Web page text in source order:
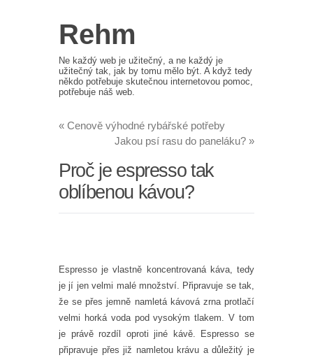
Rehm
Ne každý web je užitečný, a ne každý je
užitečný tak, jak by tomu mělo být. A když tedy
někdo potřebuje skutečnou internetovou pomoc,
potřebuje náš web.
« Cenově výhodné rybářské potřeby
Jakou psí rasu do paneláku? »
Proč je espresso tak
oblíbenou kávou?
Espresso je vlastně koncentrovaná káva, tedy
je jí jen velmi malé množství. Připravuje se tak,
že se přes jemně namletá kávová zrna protlačí
velmi horká voda pod vysokým tlakem. V tom
je právě rozdíl oproti jiné kávě. Espresso se
připravuje přes již namletou krávu a důležitý je